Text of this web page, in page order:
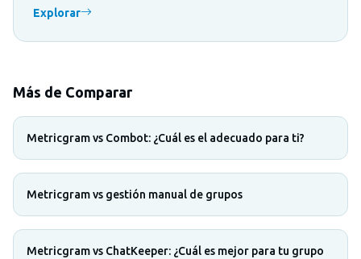
Explorar
Más de Comparar
Metricgram vs Combot: ¿Cuál es el adecuado para ti?
Metricgram vs gestión manual de grupos
Metricgram vs ChatKeeper: ¿Cuál es mejor para tu grupo